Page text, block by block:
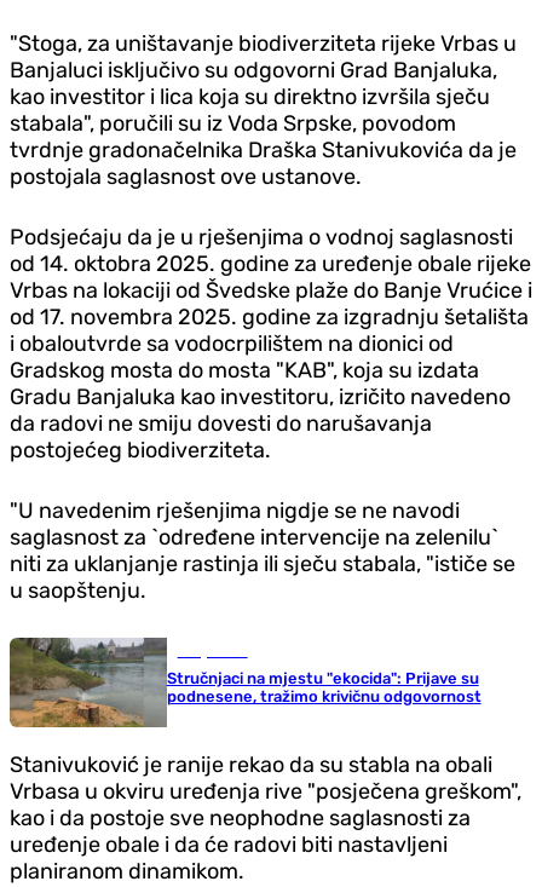
"Stoga, za uništavanje biodiverziteta rijeke Vrbas u
Banjaluci isključivo su odgovorni Grad Banjaluka,
kao investitor i lica koja su direktno izvršila sječu
stabala", poručili su iz Voda Srpske, povodom
tvrdnje gradonačelnika Draška Stanivukovića da je
postojala saglasnost ove ustanove.
Podsjećaju da je u rješenjima o vodnoj saglasnosti
od 14. oktobra 2025. godine za uređenje obale rijeke
Vrbas na lokaciji od Švedske plaže do Banje Vrućice i
od 17. novembra 2025. godine za izgradnju šetališta
i obaloutvrde sa vodocrpilištem na dionici od
Gradskog mosta do mosta "KAB", koja su izdata
Gradu Banjaluka kao investitoru, izričito navedeno
da radovi ne smiju dovesti do narušavanja
postojećeg biodiverziteta.
"U navedenim rješenjima nigdje se ne navodi
saglasnost za `određene intervencije na zelenilu`
niti za uklanjanje rastinja ili sječu stabala, "ističe se
u saopštenju.
Stručnjaci na mjestu "ekocida": Prijave su
podnesene, tražimo krivičnu odgovornost
Stanivuković je ranije rekao da su stabla na obali
Vrbasa u okviru uređenja rive "posječena greškom",
kao i da postoje sve neophodne saglasnosti za
uređenje obale i da će radovi biti nastavljeni
planiranom dinamikom.